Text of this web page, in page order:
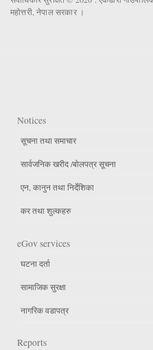
महोत्तरी, नेपाल सरकार ।
Notices
सूचना तथा समाचार
सार्वजनिक खरीद /बोलपत्र सूचना
एन, कानुन तथा निर्देशिका
कर तथा शुल्कहरु
eGov services
घटना दर्ता
सामाजिक सुरक्षा
नागरिक वडापत्र
Reports